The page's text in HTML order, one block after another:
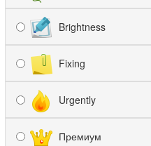
Brightness
Fixing
Urgently
Премиум